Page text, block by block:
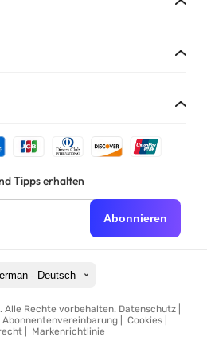
Tipps erhalten
Abonnieren
- Deutsch
Alle Rechte vorbehalten. Datenschutz
Abonnentenvereinbarung| Cookies|
| Markenrichtlinie